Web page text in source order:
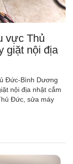
vực Thủ
giặt nội địa
Đức-Bình Dương
nội địa nhật cắm
Đức, sửa máy